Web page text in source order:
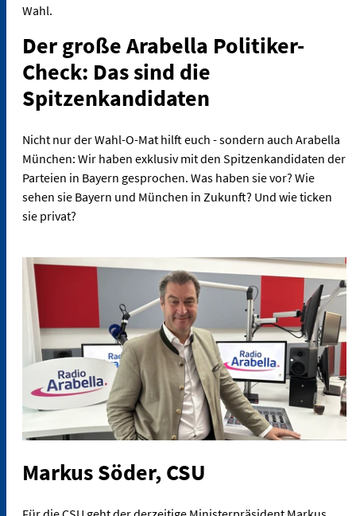
Wahl.
Der große Arabella Politiker-
Check: Das sind die
Spitzenkandidaten
Nicht nur der Wahl-O-Mat hilft euch - sondern auch Arabella
München: Wir haben exklusiv mit den Spitzenkandidaten der
Parteien in Bayern gesprochen. Was haben sie vor? Wie
sehen sie Bayern und München in Zukunft? Und wie ticken
sie privat?
Markus Söder, CSU